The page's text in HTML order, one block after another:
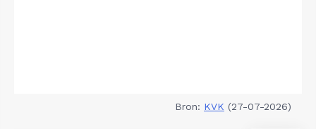
Bron: KVK (27-07-2026)